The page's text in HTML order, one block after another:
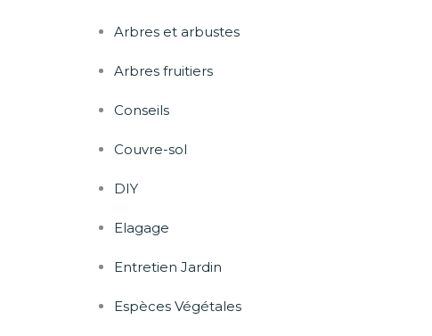
Arbres et arbustes
Arbres fruitiers
Conseils
Couvre-sol
DIY
Elagage
Entretien Jardin
Espèces Végétales